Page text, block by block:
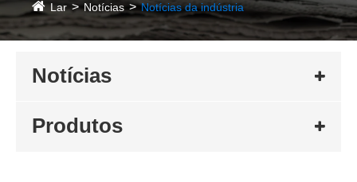
Lar Notícias Notícias da indústria
Notícias
Produtos